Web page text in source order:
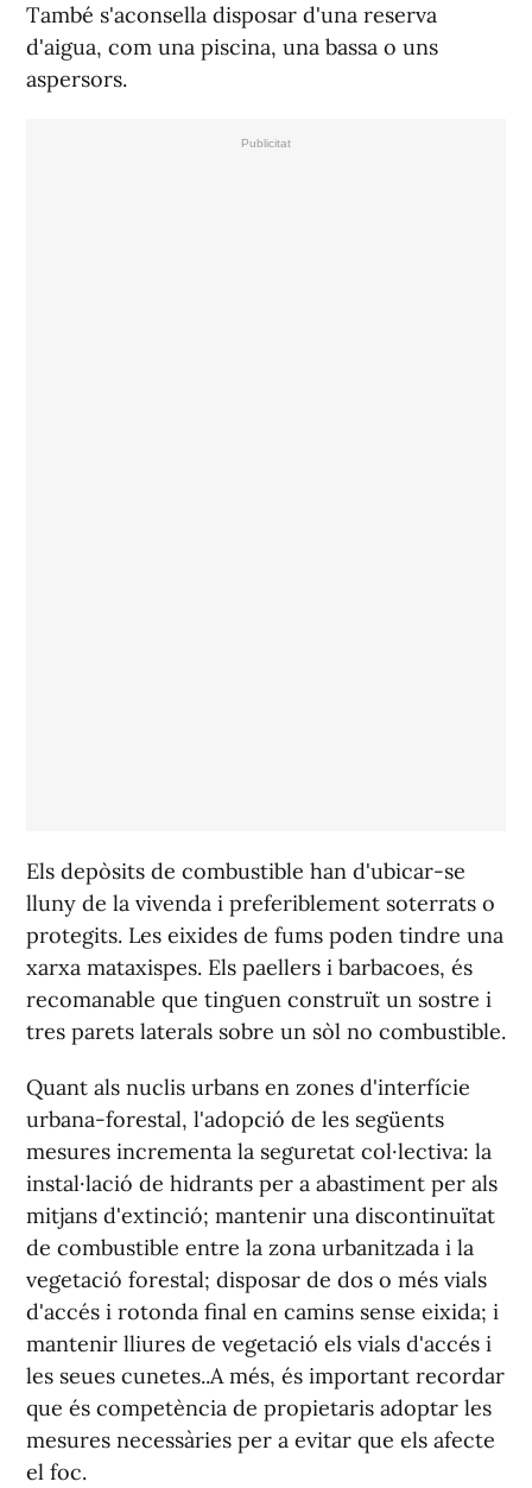
També s'aconsella disposar d'una reserva
d'aigua, com una piscina, una bassa o uns
aspersors.
Els depòsits de combustible han d'ubicar-se
lluny de la vivenda i preferiblement soterrats o
protegits. Les eixides de fums poden tindre una
xarxa mataxispes. Els paellers i barbacoes, és
recomanable que tinguen construït un sostre i
tres parets laterals sobre un sòl no combustible.
Quant als nuclis urbans en zones d'interfície
urbana-forestal, l'adopció de les següents
mesures incrementa la seguretat col·lectiva: la
instal·lació de hidrants per a abastiment per als
mitjans d'extinció; mantenir una discontinuïtat
de combustible entre la zona urbanitzada i la
vegetació forestal; disposar de dos o més vials
d'accés i rotonda final en camins sense eixida; i
mantenir lliures de vegetació els vials d'accés i
les seues cunetes..A més, és important recordar
que és competència de propietaris adoptar les
mesures necessàries per a evitar que els afecte
el foc.